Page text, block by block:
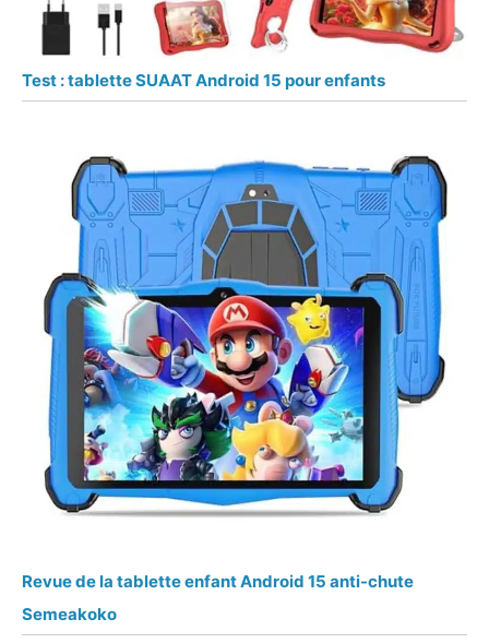
Test : tablette SUAAT Android 15 pour enfants
Revue de la tablette enfant Android 15 anti-chute
Semeakoko